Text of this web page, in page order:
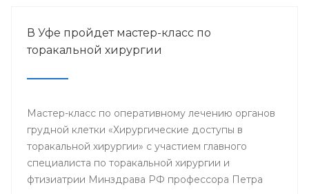
В Уфе пройдет мастер-класс по
торакальной хирургии
Мастер-класс по оперативному лечению органов
грудной клетки «Хирургические доступы в
торакальной хирургии» с участием главного
специалиста по торакальной хирургии и
фтизиатрии Минздрава РФ профессора Петра